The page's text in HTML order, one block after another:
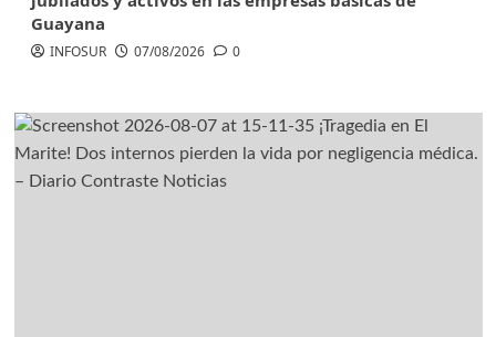
Guayana
INFOSUR 07/08/2026 0